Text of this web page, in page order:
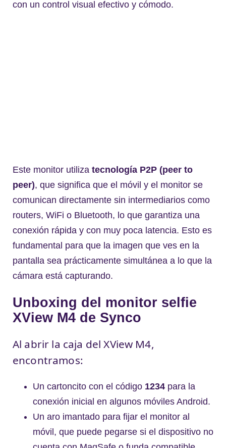
con un control visual efectivo y cómodo.
Este monitor utiliza tecnología P2P (peer to
peer), que significa que el móvil y el monitor se
comunican directamente sin intermediarios como
routers, WiFi o Bluetooth, lo que garantiza una
conexión rápida y con muy poca latencia. Esto es
fundamental para que la imagen que ves en la
pantalla sea prácticamente simultánea a lo que la
cámara está capturando.
Unboxing del monitor selfie
XView M4 de Synco
Al abrir la caja del XView M4,
encontramos:
Un cartoncito con el código 1234 para la
conexión inicial en algunos móviles Android.
Un aro imantado para fijar el monitor al
móvil, que puede pegarse si el dispositivo no